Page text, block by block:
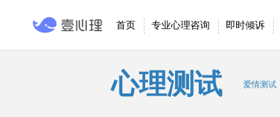
首页 专业心理咨询 即时倾诉
心理测试 爱情测试